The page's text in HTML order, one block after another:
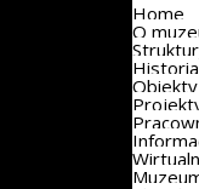
Home
O
Historia